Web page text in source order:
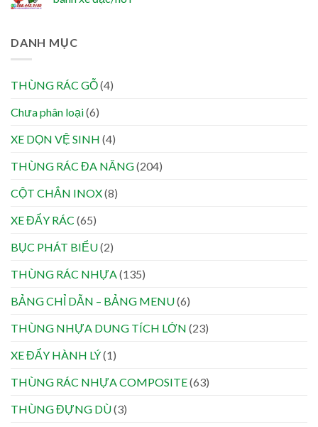
DANH MỤC
THÙNG RÁC GỖ(4)
Chưa phân loại(6)
XE DỌN VỆ SINH (4)
THÙNG RÁC ĐA NĂNG(204)
CỘT CHẮN INOX(8)
XE ĐẨY RÁC (65)
BỤC PHÁT BIỂU(2)
THÙNG RÁC NHỰA(135)
BẢNG CHỈ DẪN – BẢNG MENU(6)
THÙNG NHỰA DUNG TÍCH LỚN (23)
XE ĐẨY HÀNH LÝ(1)
THÙNG RÁC NHỰA COMPOSITE(63)
THÙNG ĐỰNG DÙ(3)